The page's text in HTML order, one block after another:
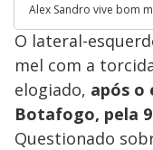
Alex Sandro vive bom
O lateral-
mel com a
elogiado, após o
Botafogo, pela
Questionado